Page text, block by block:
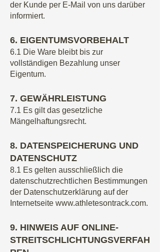
der Kunde per E-Mail von uns darüber
informiert.
6. EIGENTUMSVORBEHALT
6.1 Die Ware bleibt bis zur
vollständigen Bezahlung unser
Eigentum.
7. GEWÄHRLEISTUNG
7.1 Es gilt das gesetzliche
Mängelhaftungsrecht.
8. DATENSPEICHERUNG UND
DATENSCHUTZ
8.1 Es gelten ausschließlich die
datenschutzrechtlichen Bestimmungen
der Datenschutzerklärung auf der
Internetseite www.athletesontrack.com.
9. HINWEIS AUF ONLINE-
STREITSCHLICHTUNGSVERFAH